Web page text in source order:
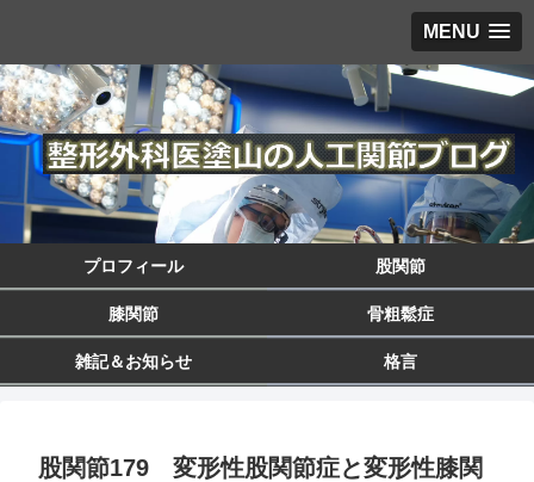
MENU
プロフィール 股関節
膝関節 骨粗鬆症
雑記＆お知らせ 格言
股関節179 変形性股関節症と変形性膝関